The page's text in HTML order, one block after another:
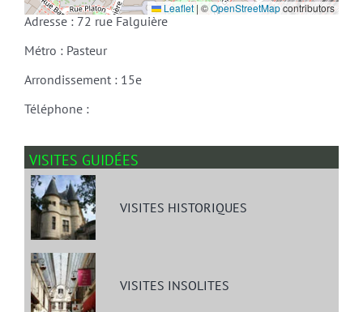
Leaflet | ©OpenStreetMapcontributors
Adresse : 72 rue Falguière
Métro : Pasteur
Arrondissement : 15e
Téléphone :
VISITES GUIDÉES
VISITES HISTORIQUES
VISITES INSOLITES